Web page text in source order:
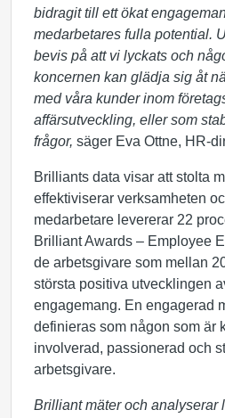
bidragit till ett ökat
medarbetares fulla potential.
bevis på att vi lyckats och
koncernen kan glädja sig åt
med våra kunder inom
affärsutveckling, eller som
frågor, säger Eva Ottne, HR-
Brilliants data visar att stolta
effektiviserar verksamheten
medarbetare levererar 22
Brilliant Awards – Employee
de arbetsgivare som mellan
största positiva utvecklingen
engagemang. En engagerad
definieras som någon som är
involverad, passionerad och
arbetsgivare.
Brilliant mäter och analyserar